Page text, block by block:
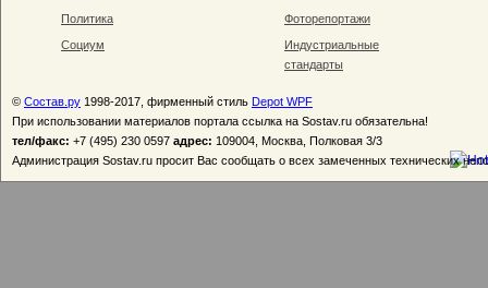
Политика
Социум
Фоторепортажи
Индустриальные
стандарты
© Состав.ру 1998-2017, фирменный стиль Depot WPF
При использовании материалов портала ссылка на Sostav.ru обязательна!
тел/факс: +7 (495) 230 0597 адрес: 109004, Москва, Полковая 3/3
Администрация Sostav.ru просит Вас сообщать о всех замеченных технических